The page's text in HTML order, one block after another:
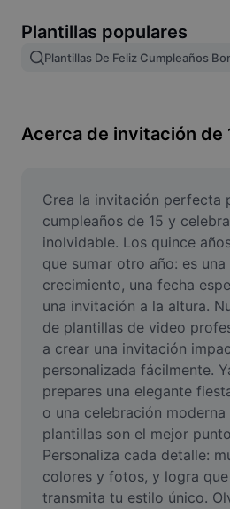
Image merge
Resize Image
Meme Generator
AI Text Remover
AI People Remover
AI Inpainting
Face Cutout
Video
Remove video BG
Enhance quality
Plantillas populares
Plantillas De Feliz Cumpleaños
Acerca de invitación de
Crea la invitación perfecta
cumpleaños de 15 y
inolvidable. Los quince
que sumar otro año: es
crecimiento, una fecha
una invitación a la altura.
de plantillas de video
a crear una invitación
personalizada fácilmente.
prepares una elegante
o una celebración
plantillas son el mejor
Personaliza cada detalle:
colores y fotos, y logra
transmita tu estilo único.